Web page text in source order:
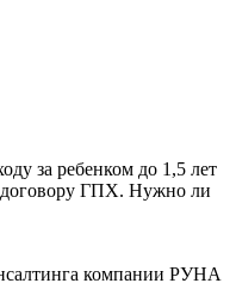
за ребенком до 1,5 лет
ГПХ. Нужно ли
компании РУНА